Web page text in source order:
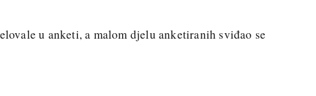
u anketi, a malom djelu anketiranih sviđao se